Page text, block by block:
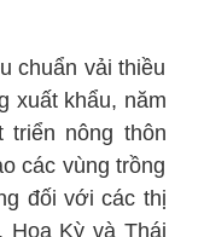
chuẩn vải thiều
xuất khẩu, năm
triển nông thôn
các vùng trồng
đối với các thị
Hoa Kỳ và Thái